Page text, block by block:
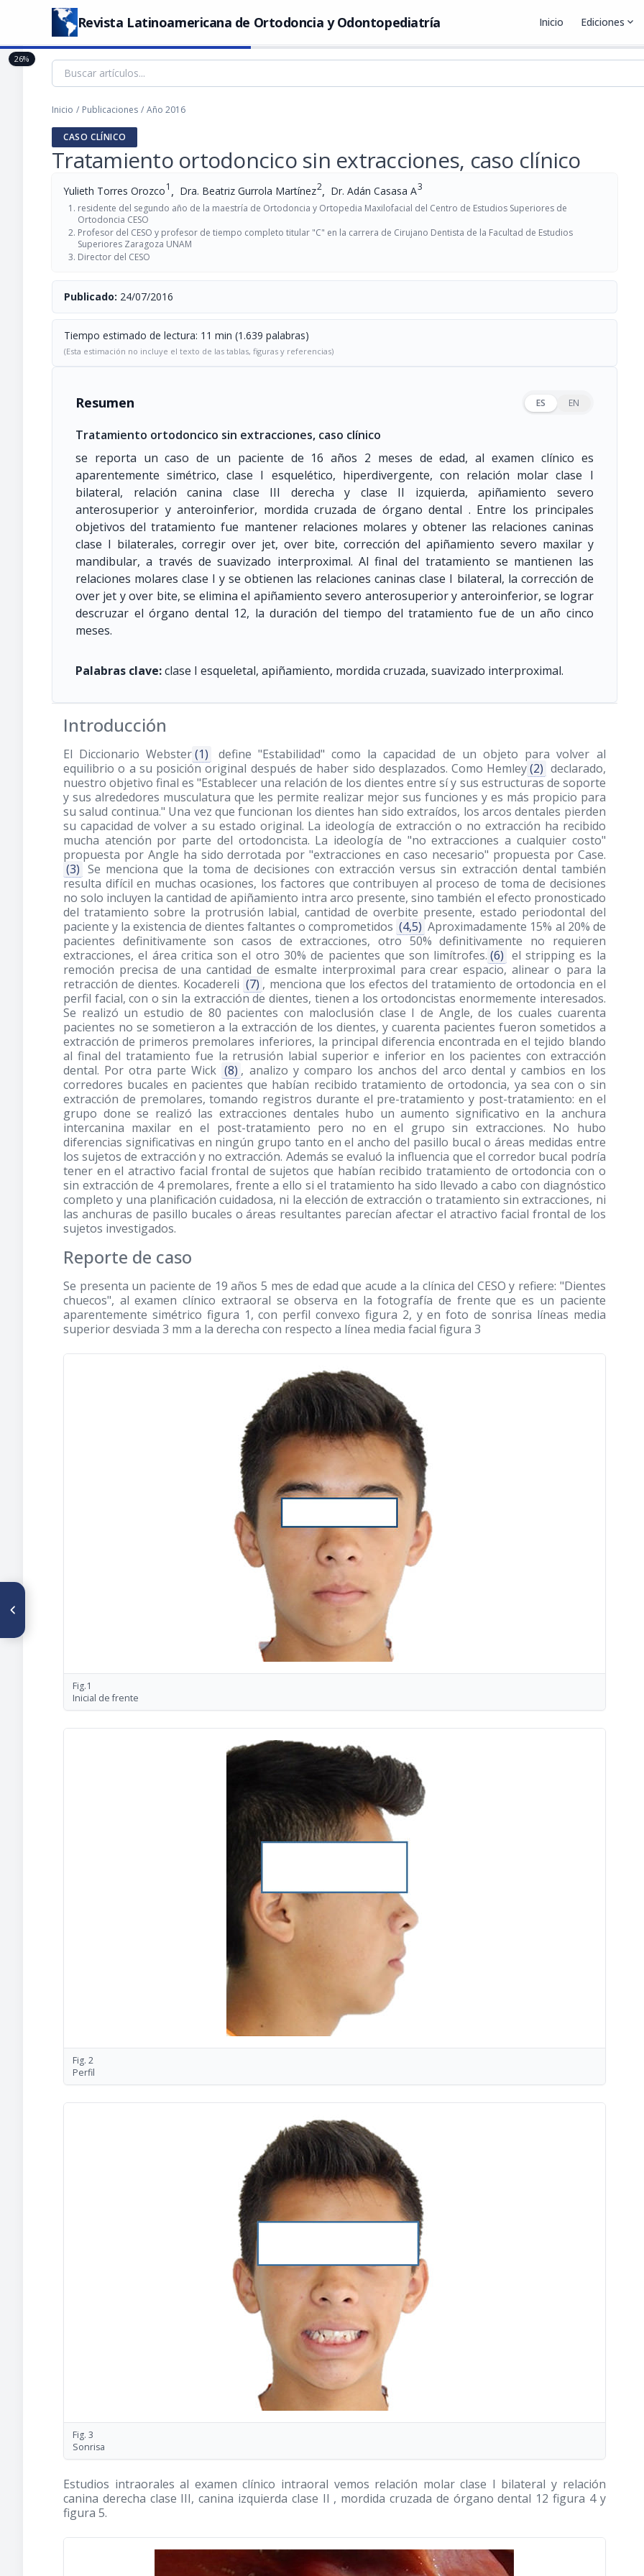
Revista Latinoamericana de Ortodoncia y Odontopediatría Inicio Ediciones expand_more
Inicio / Publicaciones / Año 2016
CASO CLÍNICO
Tratamiento ortodoncico sin extracciones, caso clínico
Yulieth Torres Orozco1 , Dra. Beatriz Gurrola Martínez2, Dr. Adán Casasa A3
residente del segundo año de la maestría de Ortodoncia y Ortopedia Maxilofacial del Centro de Estudios Superiores de
Ortodoncia CESO
Profesor del CESO y profesor de tiempo completo titular "C" en la carrera de Cirujano Dentista de la Facultad de Estudios
Superiores Zaragoza UNAM
Director del CESO
Publicado: 24/07/2016
Tiempo estimado de lectura: 11 min (1.639 palabras)
(Esta estimación no incluye el texto de las tablas, figuras y referencias)
Resumen ES EN
Tratamiento ortodoncico sin extracciones, caso clínico
se reporta un caso de un paciente de 16 años 2 meses de edad, al examen clínico es
aparentemente simétrico, clase I esquelético, hiperdivergente, con relación molar clase I
bilateral, relación canina clase III derecha y clase II izquierda, apiñamiento severo
anterosuperior y anteroinferior, mordida cruzada de órgano dental . Entre los principales
objetivos del tratamiento fue mantener relaciones molares y obtener las relaciones caninas
clase I bilaterales, corregir over jet, over bite, corrección del apiñamiento severo maxilar y
mandibular, a través de suavizado interproximal. Al final del tratamiento se mantienen las
relaciones molares clase I y se obtienen las relaciones caninas clase I bilateral, la corrección de
over jet y over bite, se elimina el apiñamiento severo anterosuperior y anteroinferior, se lograr
descruzar el órgano dental 12, la duración del tiempo del tratamiento fue de un año cinco
meses.
Palabras clave:clase I esqueletal, apiñamiento, mordida cruzada, suavizado interproximal.
Introducción
El Diccionario Webster (1)
define "Estabilidad" como la capacidad de un objeto para volver al
equilibrio o a su posición original después de haber sido desplazados. Como Hemley(2) declarado,
nuestro objetivo final es "Establecer una relación de los dientes entre sí y sus estructuras de soporte
y sus alrededores musculatura que les permite realizar mejor sus funciones y es más propicio para
su salud continua." Una vez que funcionan los dientes han sido extraídos, los arcos dentales pierden
su capacidad de volver a su estado original. La ideología de extracción o no extracción ha recibido
mucha atención por parte del ortodoncista. La ideología de "no extracciones a cualquier costo"
propuesta por Angle ha sido derrotada por "extracciones en caso necesario" propuesta por Case.
(3) Se menciona que la toma de decisiones con extracción versus sin extracción dental también
resulta difícil en muchas ocasiones, los factores que contribuyen al proceso de toma de decisiones
no solo incluyen la cantidad de apiñamiento intra arco presente, sino también el efecto pronosticado
del tratamiento sobre la protrusión labial, cantidad de overbite presente, estado periodontal del
paciente y la existencia de dientes faltantes o comprometidos (4,5) Aproximadamente 15% al 20% de
pacientes definitivamente son casos de extracciones, otro 50% definitivamente no requieren
extracciones, el área critica son el otro 30% de pacientes que son limítrofes. (6) el stripping es la
remoción precisa de una cantidad de esmalte interproximal para crear espacio, alinear o para la
retracción de dientes. Kocadereli (7) , menciona que los efectos del tratamiento de ortodoncia en el
perfil facial, con o sin la extracción de dientes, tienen a los ortodoncistas enormemente interesados.
Se realizó un estudio de 80 pacientes con maloclusión clase I de Angle, de los cuales cuarenta
pacientes no se sometieron a la extracción de los dientes, y cuarenta pacientes fueron sometidos a
extracción de primeros premolares inferiores, la principal diferencia encontrada en el tejido blando
al final del tratamiento fue la retrusión labial superior e inferior en los pacientes con extracción
dental. Por otra parte Wick (8) , analizo y comparo los anchos del arco dental y cambios en los
corredores bucales en pacientes que habían recibido tratamiento de ortodoncia, ya sea con o sin
extracción de premolares, tomando registros durante el pre-tratamiento y post-tratamiento: en el
grupo done se realizó las extracciones dentales hubo un aumento significativo en la anchura
intercanina maxilar en el post-tratamiento pero no en el grupo sin extracciones. No hubo
diferencias significativas en ningún grupo tanto en el ancho del pasillo bucal o áreas medidas entre
los sujetos de extracción y no extracción. Además se evaluó la influencia que el corredor bucal podría
tener en el atractivo facial frontal de sujetos que habían recibido tratamiento de ortodoncia con o
sin extracción de 4 premolares, frente a ello si el tratamiento ha sido llevado a cabo con diagnóstico
completo y una planificación cuidadosa, ni la elección de extracción o tratamiento sin extracciones, ni
las anchuras de pasillo bucales o áreas resultantes parecían afectar el atractivo facial frontal de los
sujetos investigados.
Reporte de caso
Se presenta un paciente de 19 años 5 mes de edad que acude a la clínica del CESO y refiere: "Dientes
chuecos", al examen clínico extraoral se observa en la fotografía de frente que es un paciente
aparentemente simétrico figura 1, con perfil convexo figura 2, y en foto de sonrisa líneas media
superior desviada 3 mm a la derecha con respecto a línea media facial figura 3
Fig.1
Inicial de frente
Fig. 2
Perfil
Fig. 3
Sonrisa
Estudios intraorales al examen clínico intraoral vemos relación molar clase I bilateral y relación
canina derecha clase III, canina izquierda clase II , mordida cruzada de órgano dental 12 figura 4 y
figura 5.
26%